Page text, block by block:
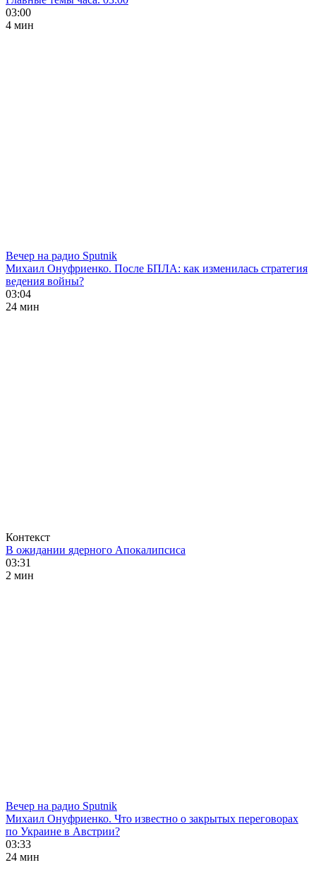
03:00
4 мин
Вечер на радио Sputnik
Михаил Онуфриенко. После БПЛА: как изменилась стратегия
ведения войны?
03:04
24 мин
Контекст
В ожидании ядерного Апокалипсиса
03:31
2 мин
Вечер на радио Sputnik
Михаил Онуфриенко. Что известно о закрытых переговорах
по Украине в Австрии?
03:33
24 мин